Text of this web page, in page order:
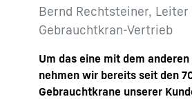
Bernd Rechtsteiner,
Gebrauchtkran-Vertrieb
Um das eine mit dem
nehmen wir bereits seit den
Gebrauchtkrane unserer